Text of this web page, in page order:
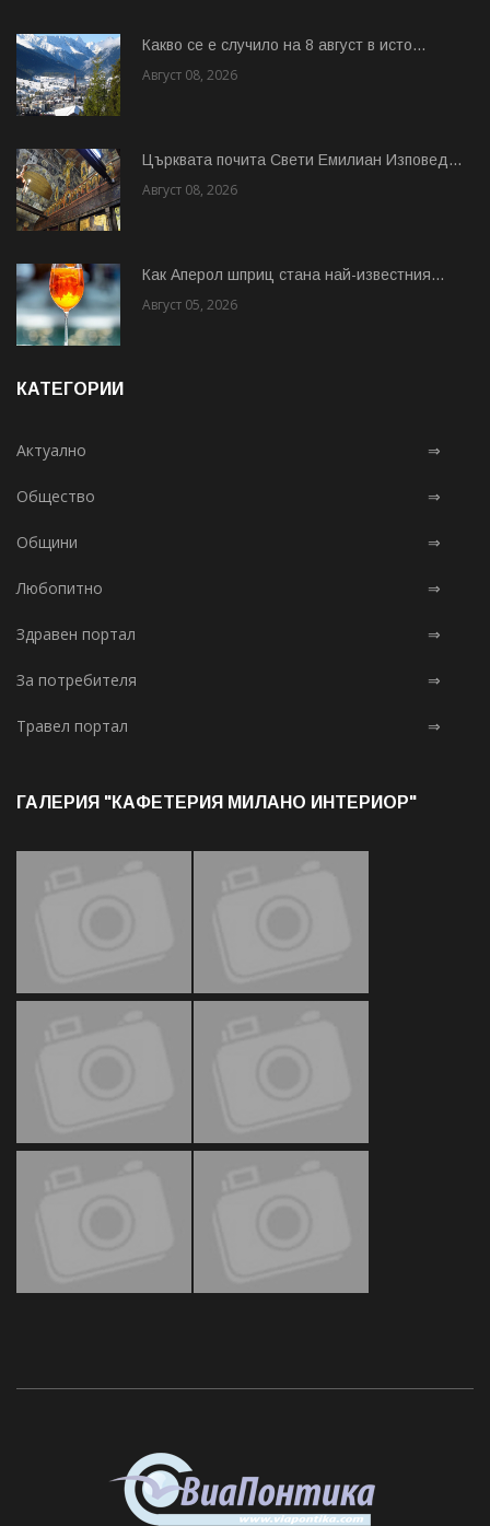
Какво се е случило на 8 август в исто...
Август 08, 2026
Църквата почита Свeти Емилиан Изповед...
Август 08, 2026
Как Аперол шприц стана най-известния...
Август 05, 2026
КАТЕГОРИИ
Актуално ⇒
Общество ⇒
Общини ⇒
Любопитно ⇒
Здравен портал ⇒
За потребителя ⇒
Травел портал ⇒
ГАЛЕРИЯ "КАФЕТЕРИЯ МИЛАНО ИНТЕРИОР"